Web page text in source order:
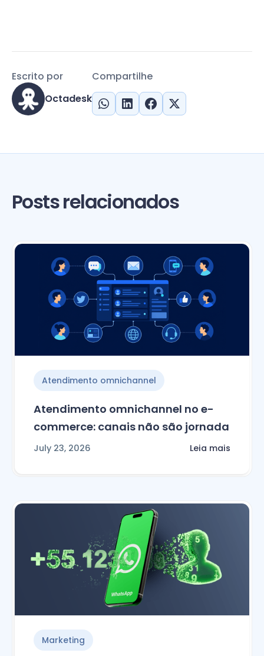
Compartilhe
Escrito por
Octadesk
Posts relacionados
Atendimento omnichannel
Atendimento omnichannel no e-
commerce: canais não são jornada
July 23, 2026 Leia mais
Marketing